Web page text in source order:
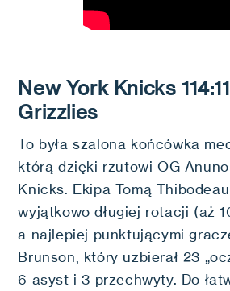
New York Knicks
Grizzlies
To była szalona końcówka
którą dzięki rzutowi OG
Knicks. Ekipa Tomą
wyjątkowo długiej rotacji (aż
a najlepiej punktującymi
Brunson, który uzbierał 23
6 asyst i 3 przechwyty. Do